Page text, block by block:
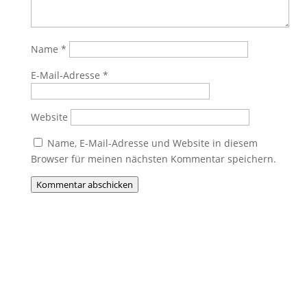
Name *
E-Mail-Adresse *
Website
Name, E-Mail-Adresse und Website in diesem
Browser für meinen nächsten Kommentar speichern.
Kommentar abschicken